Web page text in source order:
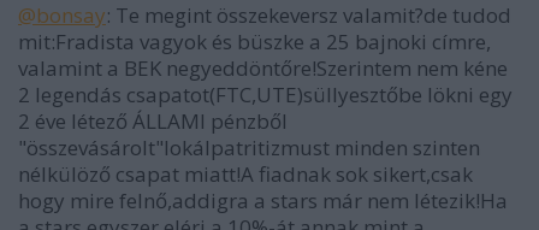
@bonsay: Te megint összekeversz valamit?de tudod
mit:Fradista vagyok és büszke a 25 bajnoki címre,
valamint a BEK negyeddöntőre!Szerintem nem kéne
2 legendás csapatot(FTC,UTE)süllyesztőbe lökni egy
2 éve létező ÁLLAMI pénzből
"összevásárolt"lokálpatritizmust minden szinten
nélkülöző csapat miatt!A fiadnak sok sikert,csak
hogy mire felnő,addigra a stars már nem létezik!Ha